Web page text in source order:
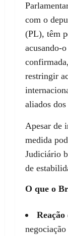
com o
(PL), têm
acusando-
restringir
aliados
Apesar de
medida
Judiciário
de
O que o